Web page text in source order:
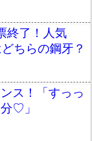
終了！人気
ちらの鋼牙？
ス！「すっっ
♡」